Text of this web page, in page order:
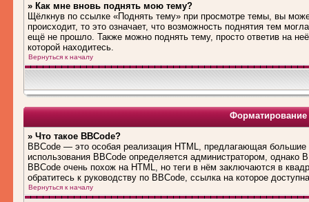
» Как мне вновь поднять мою тему?
Щёлкнув по ссылке «Поднять тему» при просмотре темы, вы
происходит, то это означает, что возможность поднятия тем
ещё не прошло. Также можно поднять тему, просто ответив на
которой находитесь.
Вернуться к началу
» Что такое BBCode?
BBCode — это особая реализация HTML, предлагающая
использования BBCode определяется администратором,
BBCode очень похож на HTML, но теги в нём заключаются в
обратитесь к руководству по BBCode, ссылка на которое
Вернуться к началу